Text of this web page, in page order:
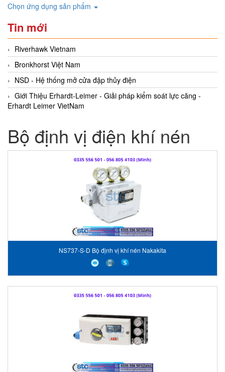
Chọn ứng dụng sản phẩm
Tin mới
Riverhawk Vietnam
Bronkhorst Việt Nam
NSD - Hệ thống mở cửa đập thủy điện
Giới Thiệu Erhardt-Leimer - Giải pháp kiểm soát lực căng -
Erhardt Leimer VietNam
Bộ định vị điện khí nén
NS737-S-D Bộ định vị khí nén Nakakita